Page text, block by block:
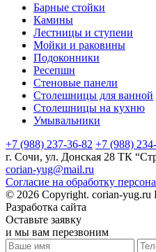
Барные стойки
Камины
Лестницы и ступени
Мойки и раковины
Подоконники
Ресепшн
Стеновые панели
Столешницы для ванной
Столешницы на кухню
Умывальники
+7 (988) 237-36-82 +7 (988)
г. Сочи, ул. Донская 28 ТК
corian-yug@mail.ru
Согласие на обработку
© 2026 Copyright. corian-
Разработка сайта
Оставьте заявку
и мы вам перезвоним